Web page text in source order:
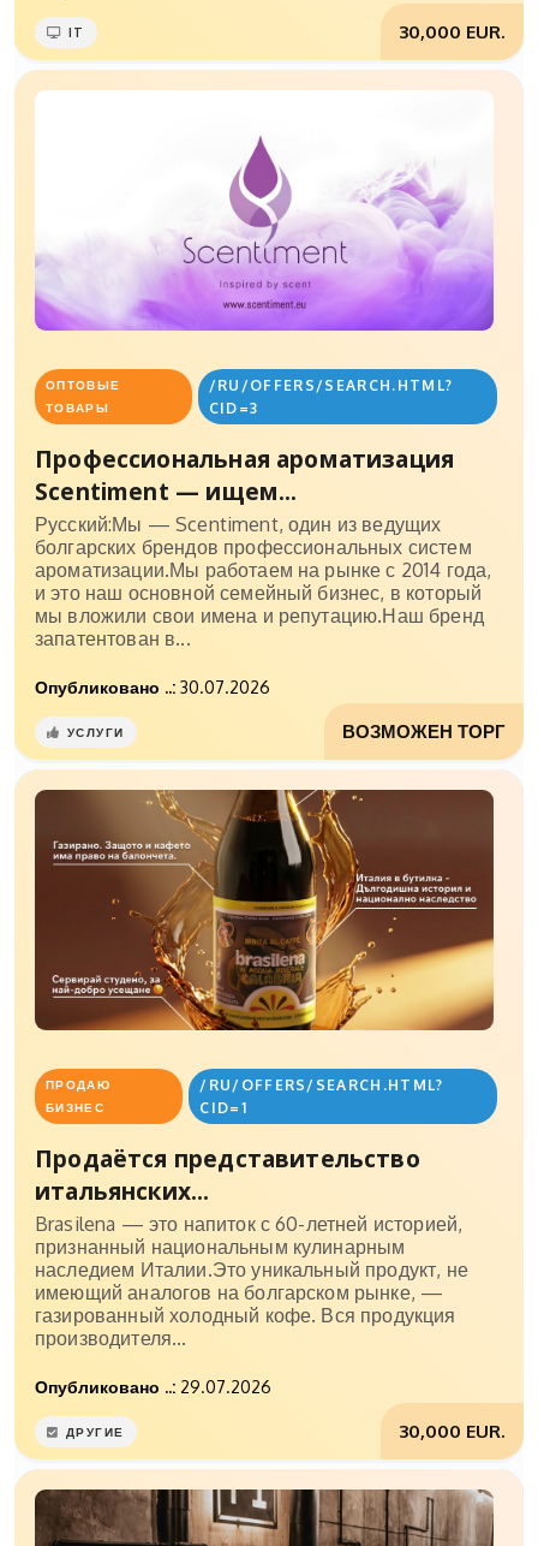
30,000 EUR.
IT
ОПТОВЫЕ
ТОВАРЫ
/RU/OFFERS/SEARCH.HTML?
CID=3
Профессиональная ароматизация
Scentiment — ищем...
Русский:Мы — Scentiment, один из ведущих
болгарских брендов профессиональных систем
ароматизации.Мы работаем на рынке с 2014 года,
и это наш основной семейный бизнес, в который
мы вложили свои имена и репутацию.Наш бренд
запатентован в...
Опубликовано ..: 30.07.2026
ВОЗМОЖЕН ТОРГ
УСЛУГИ
ПРОДАЮ
БИЗНЕС
/RU/OFFERS/SEARCH.HTML?
CID=1
Продаётся представительство
итальянских...
Brasilena — это напиток с 60-летней историей,
признанный национальным кулинарным
наследием Италии.Это уникальный продукт, не
имеющий аналогов на болгарском рынке, —
газированный холодный кофе. Вся продукция
производителя...
Опубликовано ..: 29.07.2026
30,000 EUR.
ДРУГИЕ